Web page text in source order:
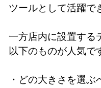
ツールとして活躍で
一方店内に設置する
以下のものが人気で
・どの大きさを選ぶ